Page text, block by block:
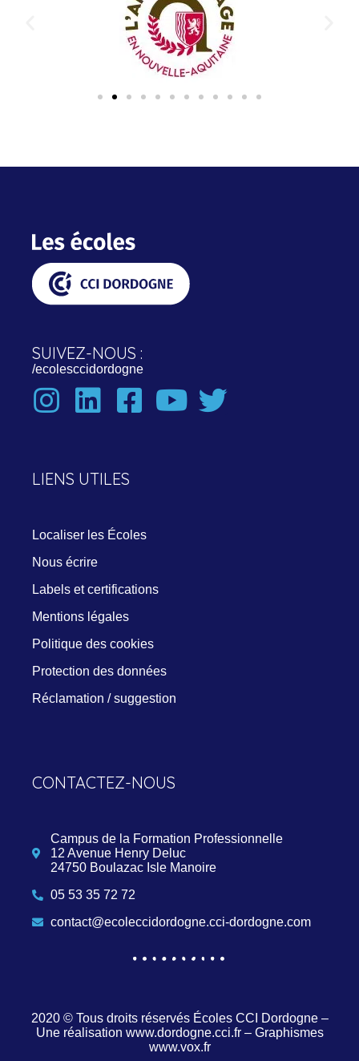
SUIVEZ-NOUS :
/ecolesccidordogne
LIENS UTILES
Localiser les Écoles
Nous écrire
Labels et certifications
Mentions légales
Politique des cookies
Protection des données
Réclamation / suggestion
CONTACTEZ-NOUS
Campus de la Formation Professionnelle
12 Avenue Henry Deluc
24750 Boulazac Isle Manoire
05 53 35 72 72
contact@ecoleccidordogne.cci-dordogne.com
2020 © Tous droits réservés Écoles CCI Dordogne–
Une réalisation www.dordogne.cci.fr– Graphismes
www.vox.fr